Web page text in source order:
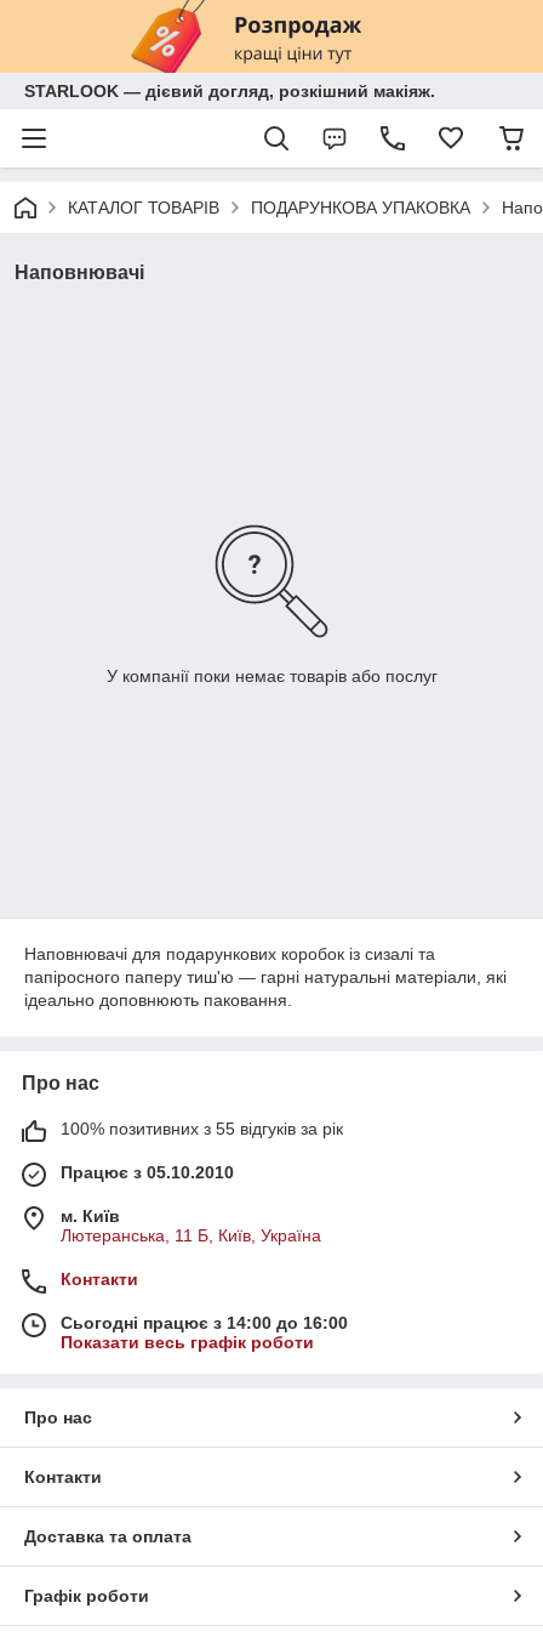
STARLOOK — дієвий догляд, розкішний макіяж.
КАТАЛОГ ТОВАРІВ ПОДАРУНКОВА УПАКОВКА
Наповнювачі
У компанії поки немає товарів або послуг
Наповнювачі для подарункових коробок із сизалі та
папіросного паперу тиш'ю — гарні натуральні матеріали, які
ідеально доповнюють паковання.
Про нас
100% позитивних з 55 відгуків за рік
Працює з 05.10.2010
м. Київ
Лютеранська, 11 Б, Київ, Україна
Контакти
Сьогодні працює з 14:00 до 16:00
Показати весь графік роботи
Про нас
Контакти
Доставка та оплата
Графік роботи